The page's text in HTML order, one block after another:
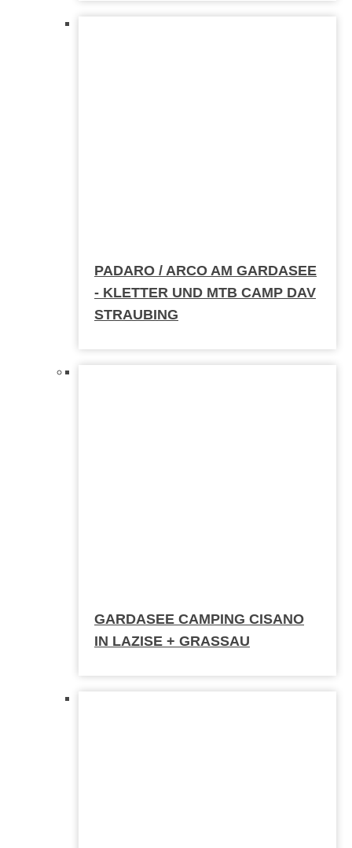
PADARO / ARCO AM GARDASEE
- KLETTER UND MTB CAMP DAV
STRAUBING
GARDASEE CAMPING CISANO
IN LAZISE + GRASSAU